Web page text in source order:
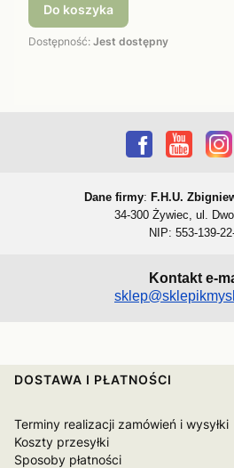
Do koszyka
Dostępność: Jest dostępny
Dane firmy: F.H.U.
34-300 Żywiec, ul.
NIP: 553-139-
Kontakt e-
Linki w stopce
DOSTAWA I PŁATNOŚCI
Terminy realizacji zamówień i wysyłki
Koszty przesyłki
Sposoby płatności